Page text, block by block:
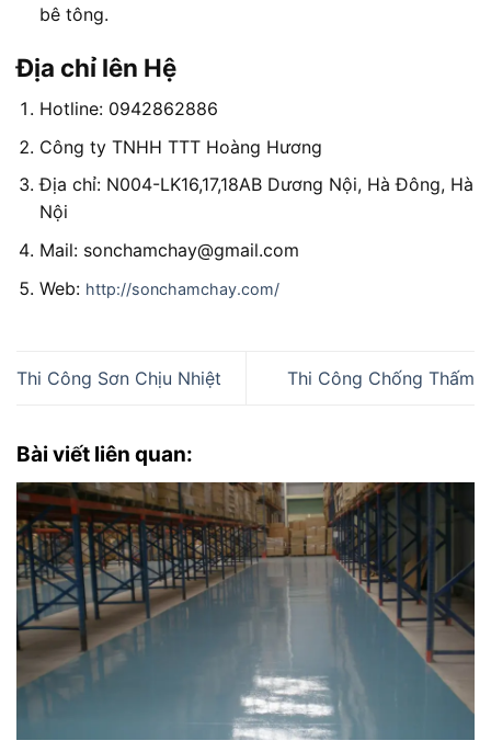
bê tông.
Địa chỉ lên Hệ
Hotline: 0942862886
Công ty TNHH TTT Hoàng Hương
Địa chỉ: N004-LK16,17,18AB Dương Nội, Hà Đông, Hà
Nội
Mail: sonchamchay@gmail.com
Web: http://sonchamchay.com/
Thi Công Sơn Chịu Nhiệt Thi Công Chống Thấm
Bài viết liên quan: